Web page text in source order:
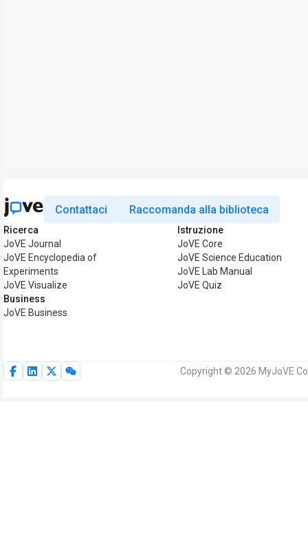
Contattaci Raccomanda alla biblioteca
Ricerca
JoVE Journal
JoVE Encyclopedia of
Experiments
JoVE Visualize
Business
JoVE Business
Istruzione
JoVE Core
JoVE Science Education
JoVE Lab Manual
JoVE Quiz
Copyright © 2026 MyJoVE